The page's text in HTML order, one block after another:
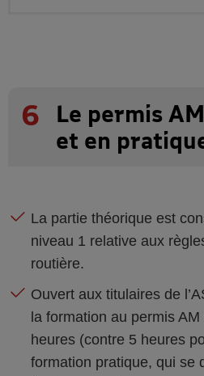
6
Le permis
et en
La partie théorique est
niveau 1 relative aux
routière.
Ouvert aux titulaires de
la formation au permis
heures (contre 5 heures
formation pratique, qui se